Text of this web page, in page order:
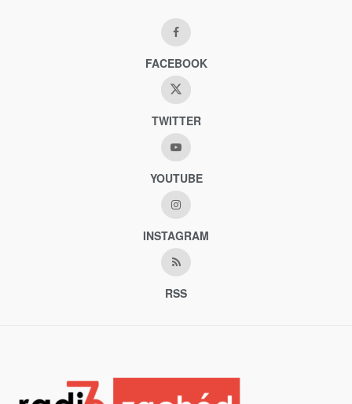
FACEBOOK
TWITTER
YOUTUBE
INSTAGRAM
RSS